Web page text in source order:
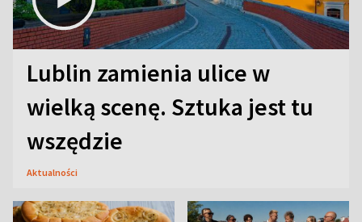
Lublin zamienia ulice w
wielką scenę. Sztuka jest tu
wszędzie
Aktualności